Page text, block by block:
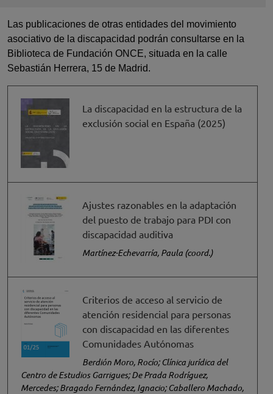
Las publicaciones de otras entidades del movimiento
asociativo de la discapacidad podrán consultarse en la
Biblioteca de Fundación ONCE, situada en la calle
Sebastián Herrera, 15 de Madrid.
La discapacidad en la estructura de la
exclusión social en España (2025)
Ajustes razonables en la adaptación
del puesto de trabajo para PDI con
discapacidad auditiva
Martínez-Echevarría, Paula (coord.)
Criterios de acceso al servicio de
atención residencial para personas
con discapacidad en las diferentes
Comunidades Autónomas
Berdión Moro, Rocío; Clínica jurídica del
Centro de Estudios Garrigues; De Prada Rodríguez,
Mercedes; Bragado Fernández, Ignacio; Caballero Machado,